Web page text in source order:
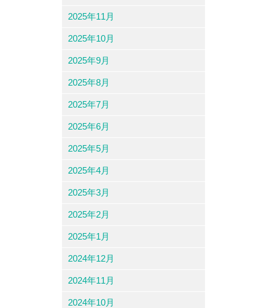
2025年11月
2025年10月
2025年9月
2025年8月
2025年7月
2025年6月
2025年5月
2025年4月
2025年3月
2025年2月
2025年1月
2024年12月
2024年11月
2024年10月